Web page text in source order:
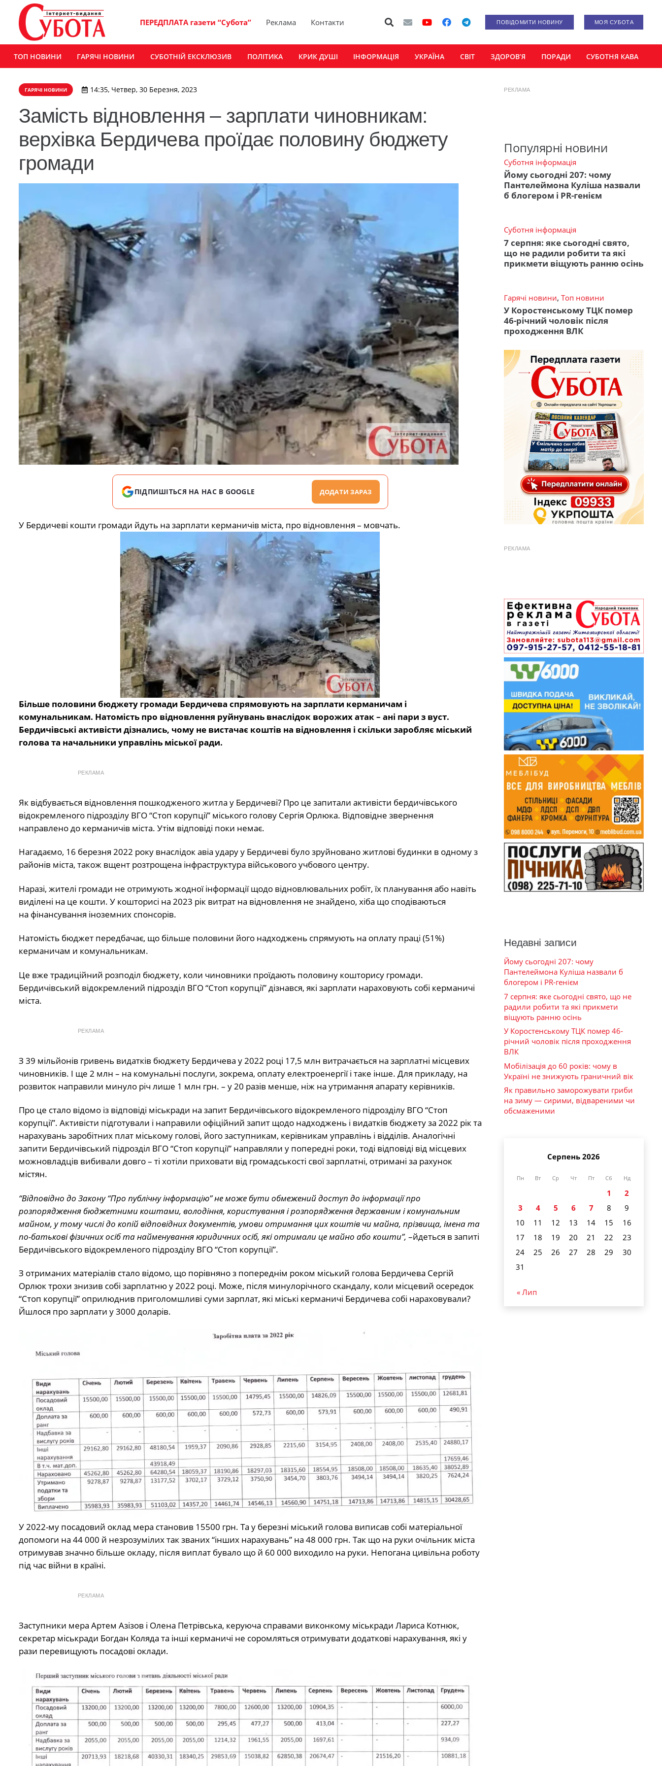
ПЕРЕДПЛАТА газети “Субота” Реклама Контакти ПОВІДОМИТИ НОВИНУ МОЯ СУБОТА
ТОП НОВИНИ ГАРЯЧІ НОВИНИ СУБОТНІЙ ЕКСКЛЮЗИВ ПОЛІТИКА КРИК ДУШІ ІНФОРМАЦІЯ УКРАЇНА СВІТ ЗДОРОВ’Я ПОРАДИ СУБОТНЯ КАВА
ГАРЯЧІ НОВИНИ 14:35, Четвер, 30 Березня, 2023
Замість відновлення – зарплати чиновникам:
верхівка Бердичева проїдає половину бюджету
громади
ПІДПИШІТЬСЯ НА НАС В GOOGLE ДОДАТИ ЗАРАЗ
У Бердичеві кошти громади йдуть на зарплати керманичів міста, про відновлення – мовчать.
Більше половини бюджету громади Бердичева спрямовують на зарплати керманичам і
комунальникам. Натомість про відновлення руйнувань внаслідок ворожих атак – ані пари з вуст.
Бердичівські активісти дізнались, чому не вистачає коштів на відновлення і скільки заробляє міський
голова та начальники управлінь міської ради.
РЕКЛАМА
Як відбувається відновлення пошкодженого житла у Бердичеві? Про це запитали активісти бердичівського
відокремленого підрозділу ВГО “Стоп корупції” міського голову Сергія Орлюка. Відповідне звернення
направлено до керманичів міста. Утім відповіді поки немає.
Нагадаємо, 16 березня 2022 року внаслідок авіа удару у Бердичеві було зруйновано житлові будинки в одному з
районів міста, також вщент розтрощена інфраструктура військового учбового центру.
Наразі, жителі громади не отримують жодної інформації щодо відновлювальних робіт, їх планування або навіть
виділені на це кошти. У кошторисі на 2023 рік витрат на відновлення не знайдено, хіба що сподіваються
на фінансування іноземних спонсорів.
Натомість бюджет передбачає, що більше половини його надходжень спрямують на оплату праці (51%)
керманичам и комунальникам.
Це вже традиційний розподіл бюджету, коли чиновники проїдають половину кошторису громади.
Бердичівський відокремлений підрозділ ВГО “Стоп корупції” дізнався, які зарплати нараховують собі керманичі
міста.
РЕКЛАМА
З 39 мільйонів гривень видатків бюджету Бердичева у 2022 році 17,5 млн витрачається на зарплатні місцевих
чиновників. І ще 2 млн – на комунальні послуги, зокрема, оплату електроенергії і таке інше. Для прикладу, на
розвиток направили минуло річ лише 1 млн грн. – у 20 разів менше, ніж на утримання апарату керівників.
Про це стало відомо із відповіді міськради на запит Бердичівського відокремленого підрозділу ВГО “Стоп
корупції”. Активісти підготували і направили офіційний запит щодо надходжень і видатків бюджету за 2022 рік та
нарахувань заробітних плат міському голові, його заступникам, керівникам управлінь і відділів. Аналогічні
запити Бердичівський підрозділ ВГО “Стоп корупції” направляли у попередні роки, тоді відповіді від місцевих
можновладців вибивали довго – ті хотіли приховати від громадськості свої зарплатні, отримані за рахунок
містян.
“Відповідно до Закону “Про публічну інформацію” не може бути обмежений доступ до інформації про
розпорядження бюджетними коштами, володіння, користування і розпорядження державним і комунальним
майном, у тому числі до копій відповідних документів, умови отримання цих коштів чи майна, прізвища, імена та
по-батькові фізичних осіб та найменування юридичних осіб, які отримали це майно або кошти”, –йдеться в запиті
Бердичівського відокремленого підрозділу ВГО “Стоп корупції”.
З отриманих матеріалів стало відомо, що порівняно з попереднім роком міський голова Бердичева Сергій
Орлюк трохи знизив собі зарплатню у 2022 році. Може, після минулорічного скандалу, коли місцевий осередок
“Стоп корупції” оприлюднив приголомшливі суми зарплат, які міські керманичі Бердичева собі нараховували?
Йшлося про зарплати у 3000 доларів.
У 2022-му посадовий оклад мера становив 15500 грн. Та у березні міський голова виписав собі матеріальної
допомоги на 44 000 й незрозумілих так званих “інших нарахувань” на 48 000 грн. Так що на руки очільник міста
отримував значно більше окладу, після виплат бувало що й 60 000 виходило на руки. Непогана цивільна роботу
під час війни в країні.
РЕКЛАМА
Заступники мера Артем Азізов і Олена Петрівська, керуюча справами виконкому міськради Лариса Котнюк,
секретар міськради Богдан Коляда та інші керманичі не соромляться отримувати додаткові нарахування, які у
рази перевищують посадові оклади.
РЕКЛАМА
Популярні новини
Суботня інформація
Йому сьогодні 207: чому
Пантелеймона Куліша назвали
б блогером і PR-генієм
Суботня інформація
7 серпня: яке сьогодні свято,
що не радили робити та які
прикмети віщують ранню осінь
Гарячі новини, Топ новини
У Коростенському ТЦК помер
46-річний чоловік після
проходження ВЛК
РЕКЛАМА
Недавні записи
Йому сьогодні 207: чому
Пантелеймона Куліша назвали б
блогером і PR-генієм
7 серпня: яке сьогодні свято, що не
радили робити та які прикмети
віщують ранню осінь
У Коростенському ТЦК помер 46-
річний чоловік після проходження
ВЛК
Мобілізація до 60 років: чому в
Україні не знижують граничний вік
Як правильно заморожувати гриби
на зиму — сирими, відвареними чи
обсмаженими
Серпень 2026
Пн Вт Ср Чт Пт Сб Нд
1
2
3
4 5 6 7 8
9
10
11 12 13 14 15
16
17
18 19 20 21 22
23
24
25 26 27 28 29
30
31
« Лип